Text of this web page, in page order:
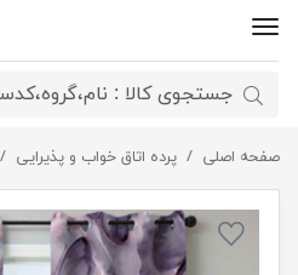
صفحه اصلی پرده اتاق خواب و پذیراییپرده پانچی طرح پروانه